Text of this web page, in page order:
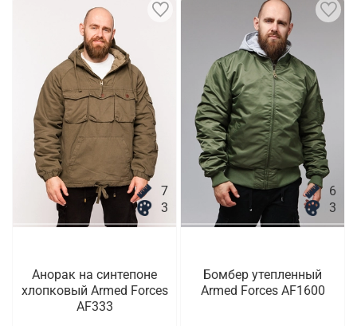
7
3
Анорак на синтепоне
хлопковый Armed Forces
AF333
6
3
Бомбер утепленный
Armed Forces AF1600